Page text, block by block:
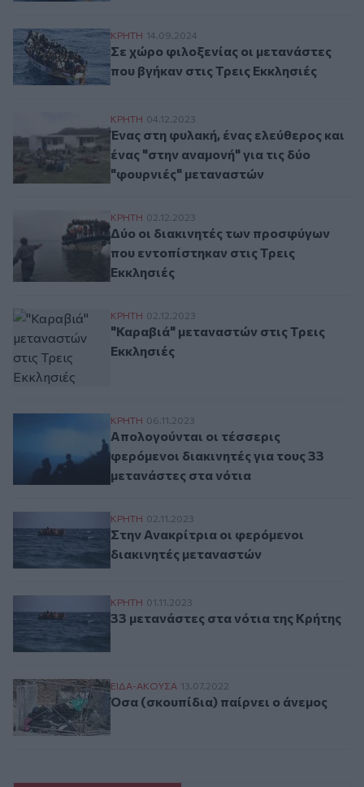
Σε χώρο φιλοξενίας οι μετανάστες που
ΚΡΗΤΗ 14.09.2024
Σε χώρο φιλοξενίας οι μετανάστες
που βγήκαν στις Τρεις Εκκλησιές
Ένας στη φυλακή, ένας ελεύθερος και
ΚΡΗΤΗ 04.12.2023
Ένας στη φυλακή, ένας ελεύθερος και
ένας "στην αναμονή" για τις δύο
"φουρνιές" μεταναστών
Δύο οι διακινητές των προσφύγων που
ΚΡΗΤΗ 02.12.2023
Δύο οι διακινητές των προσφύγων
που εντοπίστηκαν στις Τρεις
Εκκλησιές
"Καραβιά" μεταναστών στις Τρεις
ΚΡΗΤΗ 02.12.2023
"Καραβιά" μεταναστών στις Τρεις
Εκκλησιές
Απολογούνται οι τέσσερις φερόμενοι
ΚΡΗΤΗ 06.11.2023
Απολογούνται οι τέσσερις
φερόμενοι διακινητές για τους 33
μετανάστες στα νότια
Στην Ανακρίτρια οι φερόμενοι
ΚΡΗΤΗ 02.11.2023
Στην Ανακρίτρια οι φερόμενοι
διακινητές μεταναστών
33 μετανάστες στα νότια της Κρήτης
ΚΡΗΤΗ 01.11.2023
33 μετανάστες στα νότια της Κρήτης
Όσα (σκουπίδια) παίρνει ο άνεμος
ΕΙΔΑ-ΑΚΟΥΣΑ 13.07.2022
Όσα (σκουπίδια) παίρνει ο άνεμος